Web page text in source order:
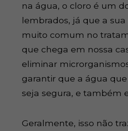
na água, o cloro é um
lembrados, já que a
muito comum no
que chega em nossa
eliminar
garantir que a água
seja segura, e também
Geralmente, isso não